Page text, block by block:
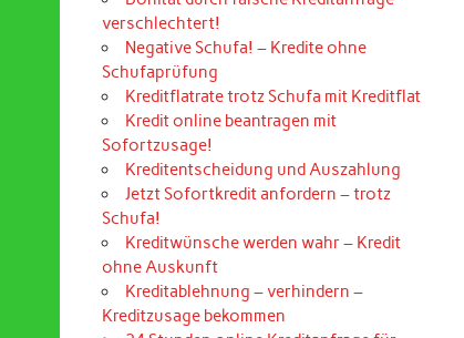
verschlechtert!
Negative Schufa! – Kredite ohne
Schufaprüfung
Kreditflatrate trotz Schufa mit Kreditflat
Kredit online beantragen mit
Sofortzusage!
Kreditentscheidung und Auszahlung
Jetzt Sofortkredit anfordern – trotz
Schufa!
Kreditwünsche werden wahr – Kredit
ohne Auskunft
Kreditablehnung – verhindern –
Kreditzusage bekommen